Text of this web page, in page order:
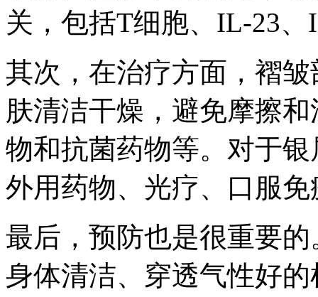
关，包括T细胞、IL-23
其次，在治疗方面，褶
肤清洁干燥，避免摩擦
物和抗菌药物等。对于
外用药物、光疗、口服
最后，预防也是很重要
身体清洁、穿透气性好